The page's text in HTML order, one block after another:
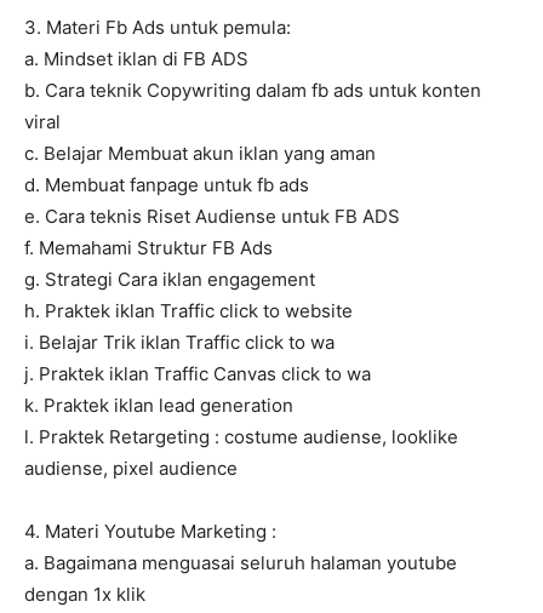
3. Materi Fb Ads untuk pemula:
a. Mindset iklan di FB ADS
b. Cara teknik Copywriting dalam fb ads untuk konten
viral
c. Belajar Membuat akun iklan yang aman
d. Membuat fanpage untuk fb ads
e. Cara teknis Riset Audiense untuk FB ADS
f. Memahami Struktur FB Ads
g. Strategi Cara iklan engagement
h. Praktek iklan Traffic click to website
i. Belajar Trik iklan Traffic click to wa
j. Praktek iklan Traffic Canvas click to wa
k. Praktek iklan lead generation
l. Praktek Retargeting : costume audiense, looklike
audiense, pixel audience
4. Materi Youtube Marketing :
a. Bagaimana menguasai seluruh halaman youtube
dengan 1x klik